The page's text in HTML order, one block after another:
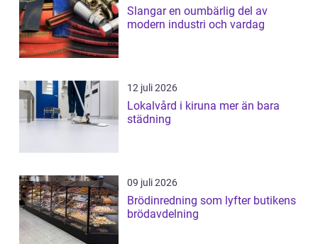
Slangar en oumbärlig del av
modern industri och vardag
12 juli 2026
Lokalvård i kiruna mer än bara
städning
09 juli 2026
Brödinredning som lyfter butikens
brödavdelning